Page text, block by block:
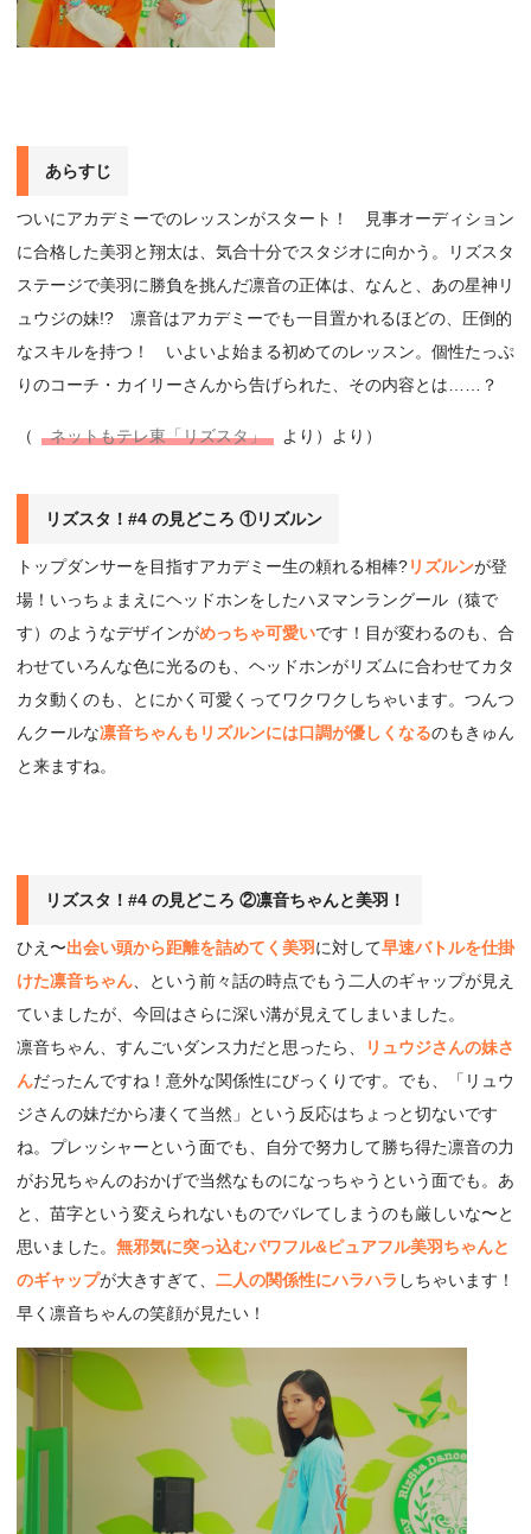
あらすじ
ついにアカデミーでのレッスンがスタート！ 見事オーディション
に合格した美羽と翔太は、気合十分でスタジオに向かう。リズスタ
ステージで美羽に勝負を挑んだ凛音の正体は、なんと、あの星神リ
ュウジの妹!? 凛音はアカデミーでも一目置かれるほどの、圧倒的
なスキルを持つ！ いよいよ始まる初めてのレッスン。個性たっぷ
りのコーチ・カイリーさんから告げられた、その内容とは……？
（ ネットもテレ東「リズスタ」 より）より）
リズスタ！#4 の見どころ ①リズルン
トップダンサーを目指すアカデミー生の頼れる相棒?リズルンが登
場！いっちょまえにヘッドホンをしたハヌマンラングール（猿で
す）のようなデザインがめっちゃ可愛いです！目が変わるのも、合
わせていろんな色に光るのも、ヘッドホンがリズムに合わせてカタ
カタ動くのも、とにかく可愛くってワクワクしちゃいます。つんつ
んクールな凛音ちゃんもリズルンには口調が優しくなるのもきゅん
と来ますね。
リズスタ！#4 の見どころ ②凛音ちゃんと美羽！
ひえ〜出会い頭から距離を詰めてく美羽に対して早速バトルを仕掛
けた凛音ちゃん 、という前々話の時点でもう二人のギャップが見え
ていましたが、今回はさらに深い溝が見えてしまいました。
凛音ちゃん、すんごいダンス力だと思ったら、
リュウジさんの妹さ
んだったんですね！意外な関係性にびっくりです。でも、「リュウ
ジさんの妹だから凄くて当然」という反応はちょっと切ないです
ね。プレッシャーという面でも、自分で努力して勝ち得た凛音の力
がお兄ちゃんのおかげで当然なものになっちゃうという面でも。あ
と、苗字という変えられないものでバレてしまうのも厳しいな〜と
思いました。 無邪気に突っ込むパワフル&ピュアフル美羽ちゃんと
のギャップが大きすぎて、 二人の関係性にハラハラ しちゃいます！
早く凛音ちゃんの笑顔が見たい！